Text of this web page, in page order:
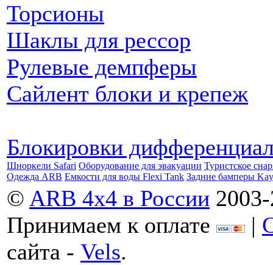
Торсионы
Шаклы для рессор
Рулевые демпферы
Сайлент блоки и крепеж
Блокировки
Шноркели Safari Оборудование для эвакуации Туристское
Одежда ARB Емкости для воды Flexi Tank Задние бамперы
© ARB 4x4 в России
Принимаем к оплате
|
сайта - Vels.